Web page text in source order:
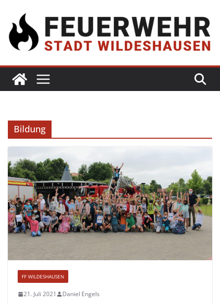
Bildung
FF WILDESHAUSEN
21. Juli 2021 Daniel Engels